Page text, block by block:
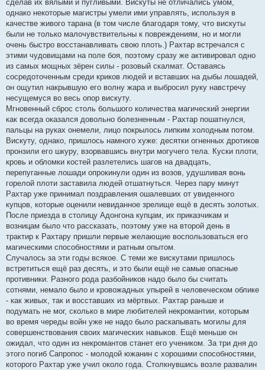
сделав их вялыми и пугливыми. Вискуты не отличались умом,
однако некоторые магистры умели ими управлять, используя в
качестве живого тарана (в том числе благодаря тому, что вискуты
были не только малочувствительны к повреждениям, но и могли
очень быстро восстанавливать свою плоть.) Рахтар встречался с
этими чудовищами на поле боя, поэтому сразу же активировал одно
из самых мощных зёрен силы - розовый скалмат. Оставаясь
сосредоточенным среди криков людей и вставших на дыбы лошадей,
он ощутил накрывшую его волну жара и выбросил руку навстречу
несущемуся во весь опор вискуту.
Мгновенный сброс столь большого количества магический энергии
как всегда оказался довольно болезненным - Рахтар пошатнулся,
пальцы на руках онемели, лицо покрылось липким холодным потом.
Вискуту, однако, пришлось намного хуже: десятки огненных дротиков
пронзили его шкуру, взорвавшись внутри могучего тела. Куски плоти,
кровь и обломки костей разлетелись шагов на двадцать,
перепуганные лошади опрокинули один из возов, удушливая вонь
горелой плоти заставила людей отшатнуться. Через пару минут
Рахтар уже принимал поздравления ошалевших от увиденного
купцов, которые оценили невиданное зрелище ещё в десять золотых.
После приезда в столицу Адонгона купцам, их приказчикам и
возницам было что рассказать, поэтому уже на второй день в
трактир к Рахтару пришли первые желающие воспользоваться его
магическими способностями и ратным опытом.
Случалось за эти годы всякое. С теми же вискутами пришлось
встретиться ещё раз десять, и это были ещё не самые опасные
противники. Разного рода разбойников надо было бы считать
сотнями, немало было и кровожадных упырей в человеческом облике
- как живых, так и восставших из мёртвых. Рахтар раньше и
подумать не мог, сколько в мире любителей некромантии, которым
во время череды войн уже не надо было раскапывать могилы для
совершенствования своих магических навыков. Ещё меньше он
ожидал, что один из некромантов станет его учеником. За три дня до
этого погиб Сапропос - молодой южанин с хорошими способностями,
которого Рахтар уже учил около года. Столкнувшись возле развалин